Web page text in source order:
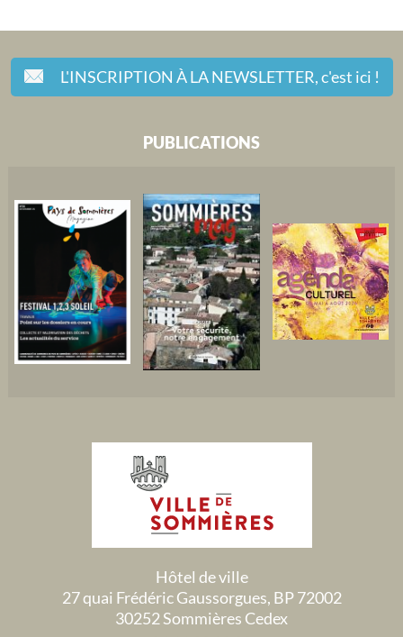
L'INSCRIPTION À LA NEWSLETTER,c'est ici !
PUBLICATIONS
Hôtel de ville
27 quai Frédéric Gaussorgues, BP 72002
30252 Sommières Cedex